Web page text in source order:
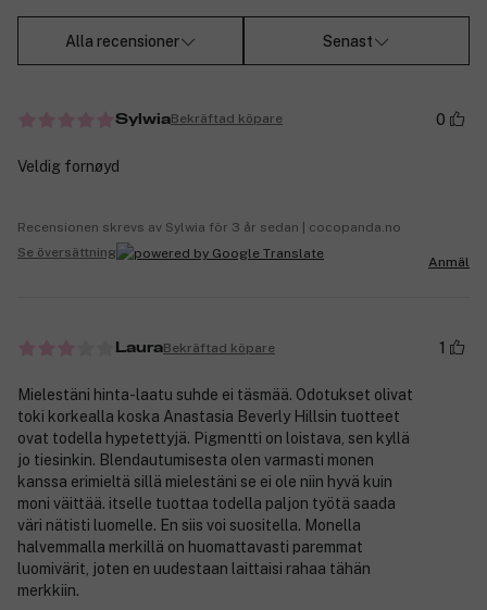
Alla recensioner Senast
SylwiaBekräftad köpare 0
Veldig fornøyd
Recensionen skrevs av Sylwia för 3 år sedan | cocopanda.no
Se översättning
Anmäl
LauraBekräftad köpare 1
Mielestäni hinta-laatu suhde ei täsmää. Odotukset olivat
toki korkealla koska Anastasia Beverly Hillsin tuotteet
ovat todella hypetettyjä. Pigmentti on loistava, sen kyllä
jo tiesinkin. Blendautumisesta olen varmasti monen
kanssa erimieltä sillä mielestäni se ei ole niin hyvä kuin
moni väittää. itselle tuottaa todella paljon työtä saada
väri nätisti luomelle. En siis voi suositella. Monella
halvemmalla merkillä on huomattavasti paremmat
luomivärit, joten en uudestaan laittaisi rahaa tähän
merkkiin.